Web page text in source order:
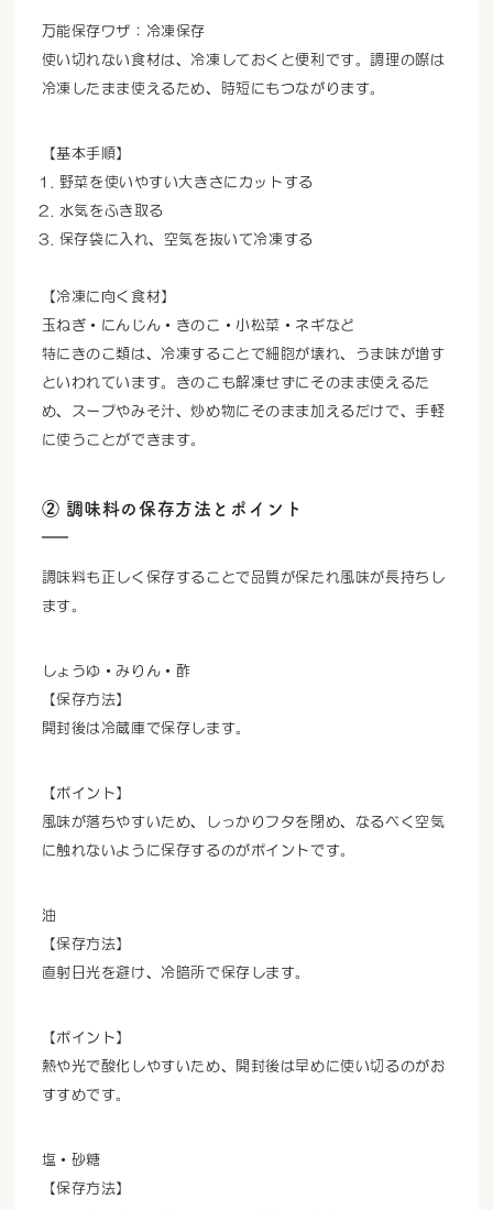
万能保存ワザ：冷凍保存
使い切れない食材は、冷凍しておくと便利です。調理の際は
冷凍したまま使えるため、時短にもつながります。
【基本手順】
野菜を使いやすい大きさにカットする
水気をふき取る
保存袋に入れ、空気を抜いて冷凍する
【冷凍に向く食材】
玉ねぎ・にんじん・きのこ・小松菜・ネギなど
特にきのこ類は、冷凍することで細胞が壊れ、うま味が増す
といわれています。きのこも解凍せずにそのまま使えるた
め、スープやみそ汁、炒め物にそのまま加えるだけで、手軽
に使うことができます。
② 調味料の保存方法とポイント
調味料も正しく保存することで品質が保たれ風味が長持ちし
ます。
しょうゆ・みりん・酢
【保存方法】
開封後は冷蔵庫で保存します。
【ポイント】
風味が落ちやすいため、しっかりフタを閉め、なるべく空気
に触れないように保存するのがポイントです。
油
【保存方法】
直射日光を避け、冷暗所で保存します。
【ポイント】
熱や光で酸化しやすいため、開封後は早めに使い切るのがお
すすめです。
塩・砂糖
【保存方法】